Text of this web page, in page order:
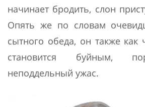
начинает бродить, слон
Опять же по словам
сытного обеда, он также как
становится буйным,
неподдельный ужас.